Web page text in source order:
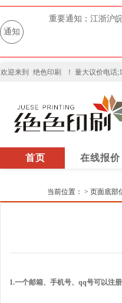
通知
重要通知；江浙沪
欢迎来到 绝色印刷 ！ 量大议价电话
首页 在线报价
当前位置： > 页面底部
1.一个邮箱、手机号、qq号可以注